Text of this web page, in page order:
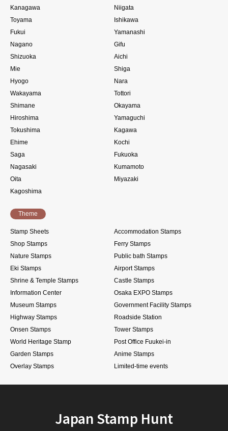
Kanagawa
Niigata
Toyama
Ishikawa
Fukui
Yamanashi
Nagano
Gifu
Shizuoka
Aichi
Mie
Shiga
Hyogo
Nara
Wakayama
Tottori
Shimane
Okayama
Hiroshima
Yamaguchi
Tokushima
Kagawa
Ehime
Kochi
Saga
Fukuoka
Nagasaki
Kumamoto
Oita
Miyazaki
Kagoshima
Theme
Stamp Sheets
Accommodation Stamps
Shop Stamps
Ferry Stamps
Nature Stamps
Public bath Stamps
Eki Stamps
Airport Stamps
Shrine & Temple Stamps
Castle Stamps
Information Center
Osaka EXPO Stamps
Museum Stamps
Government Facility Stamps
Highway Stamps
Roadside Station
Onsen Stamps
Tower Stamps
World Heritage Stamp
Post Office Fuukei-in
Garden Stamps
Anime Stamps
Overlay Stamps
Limited-time events
Japan Stamp Hunt